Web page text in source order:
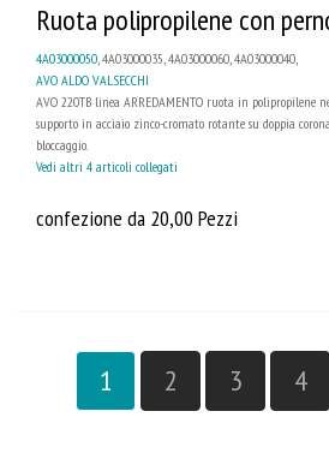
Ruota polipropilene con
4A03000050, 4A03000035, 4A03000060, 4A03000040,
AVO ALDO VALSECCHI
AVO 220TB linea ARREDAMENTO ruota in polipropilene
supporto in acciaio zinco-cromato rotante su doppia
bloccaggio.
Vedi altri 4 articoli collegati
confezione da 20,00 Pezzi
1 2 3 4